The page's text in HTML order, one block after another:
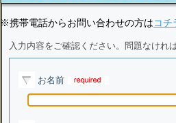
※携帯電話からお問い合わせの方は コチ
入力内容をご確認ください。問題なけれ
お名前